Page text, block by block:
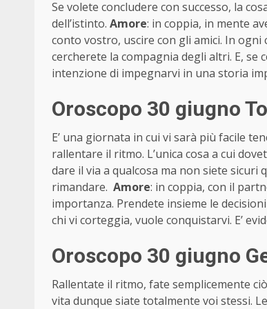
Se volete concludere con successo, la
dell’istinto. Amore: in coppia, in mente
conto vostro, uscire con gli amici. In
cercherete la compagnia degli altri. E,
intenzione di impegnarvi in una storia
Oroscopo 30 giugno
E’ una giornata in cui vi sarà più facile
rallentare il ritmo. L’unica cosa a cui
dare il via a qualcosa ma non siete sicuri
rimandare. Amore: in coppia, con il
importanza. Prendete insieme le
chi vi corteggia, vuole conquistarvi. E’
Oroscopo 30 giugno
Rallentate il ritmo, fate semplicemente
vita dunque siate totalmente voi stessi.